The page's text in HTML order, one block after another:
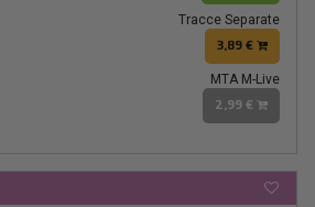
Tracce Separate
3,89 €
MTA M-Live
2,99 €